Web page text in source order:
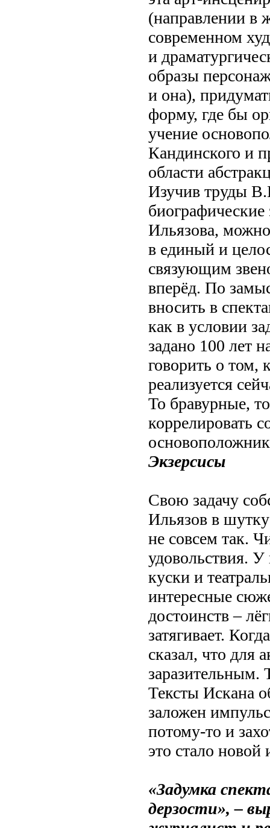
(направлении в
современном
и
образы
и она),
форму, где бы
учение
Кандинского и
области
Изучив труды
биографические
Ильязова,
в единый и
связующим
вперёд. По
вносить в
как в условии
задано 100 лет
говорить о том,
реализуется
То бравурные,
коррелировать
Экзерсисы
Свою задачу
Ильязов в
не совсем так.
удовольствия. У
куски и
интересные
достоинств –
затягивает.
сказал, что для
заразительным.
Тексты Искана
заложен
потому-то и
это стало новой
«Задумка
дерзости», –